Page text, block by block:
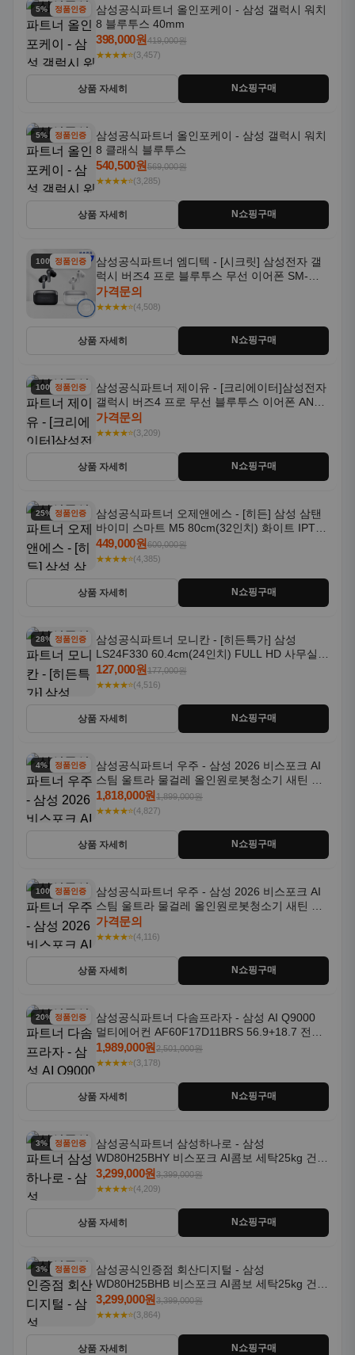
5% 할인정품인증
삼성공식파트너 올인포케이 - 삼성 갤럭시 워치
8 블루투스 40mm
398,000원419,000원
★★★★⭐(3,457)
상품 자세히 N쇼핑구매
5% 할인정품인증
삼성공식파트너 올인포케이 - 삼성 갤럭시 워치
8 클래식 블루투스
540,500원569,000원
★★★★⭐(3,285)
상품 자세히 N쇼핑구매
100% 할인
정품인증
삼성공식파트너 엠디텍 - [시크릿] 삼성전자 갤
럭시 버즈4 프로 블루투스 무선 이어폰 SM-
R640N
가격문의
★★★★⭐(4,508)
상품 자세히 N쇼핑구매
100% 할인
정품인증
삼성공식파트너 제이유 - [크리에이터]삼성전자
갤럭시 버즈4 프로 무선 블루투스 이어폰 ANC
SM-R640N
가격문의
★★★★⭐(3,209)
상품 자세히 N쇼핑구매
25% 할인정품인증
삼성공식파트너 오제앤에스 - [히든] 삼성 삼탠
바이미 스마트 M5 80cm(32인치) 화이트 IPTV
OTT 패키지
449,000원600,000원
★★★★⭐(4,385)
상품 자세히 N쇼핑구매
28% 할인정품인증
삼성공식파트너 모니칸 - [히든특가] 삼성
LS24F330 60.4cm(24인치) FULL HD 사무실/
컴퓨터 모니터
127,000원177,000원
★★★★⭐(4,516)
상품 자세히 N쇼핑구매
4% 할인정품인증
삼성공식파트너 우주 - 삼성 2026 비스포크 AI
스팀 울트라 물걸레 올인원로봇청소기 새틴 그
레이지 AAG
1,818,000원1,899,000원
★★★★⭐(4,827)
상품 자세히 N쇼핑구매
100% 할인
정품인증
삼성공식파트너 우주 - 삼성 2026 비스포크 AI
스팀 울트라 물걸레 올인원로봇청소기 새틴 차
콜 AAH
가격문의
★★★★⭐(4,116)
상품 자세히 N쇼핑구매
20% 할인정품인증
삼성공식파트너 다솜프라자 - 삼성 AI Q9000
멀티에어컨 AF60F17D11BRS 56.9+18.7 전국
기본설치포함
1,989,000원2,501,000원
★★★★⭐(3,178)
상품 자세히 N쇼핑구매
3% 할인정품인증
삼성공식파트너 삼성하나로 - 삼성
WD80H25BHY 비스포크 AI콤보 세탁25kg 건조
18kg 26년형 일체형 1등급
3,299,000원3,399,000원
★★★★⭐(4,209)
상품 자세히 N쇼핑구매
3% 할인정품인증
삼성공식인증점 회산디지털 - 삼성
WD80H25BHB 비스포크 AI콤보 세탁25kg 건조
18kg 26년형 일체형 1등급
3,299,000원3,399,000원
★★★★⭐(3,864)
상품 자세히 N쇼핑구매